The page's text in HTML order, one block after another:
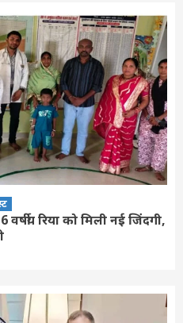
रिया को मिली नई जिंदगी,